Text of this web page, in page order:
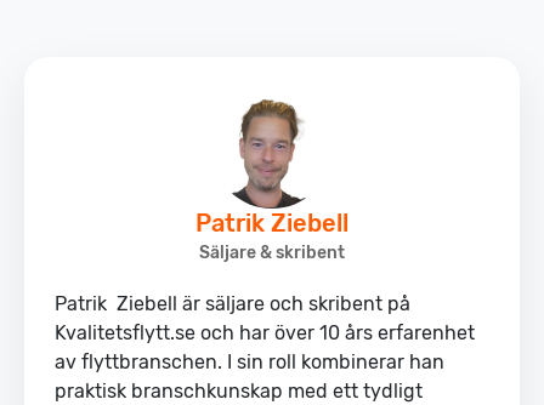
Patrik Ziebell
Säljare & skribent
Patrik Ziebell är säljare och skribent på
Kvalitetsflytt.se och har över 10 års erfarenhet
av flyttbranschen. I sin roll kombinerar han
praktisk branschkunskap med ett tydligt